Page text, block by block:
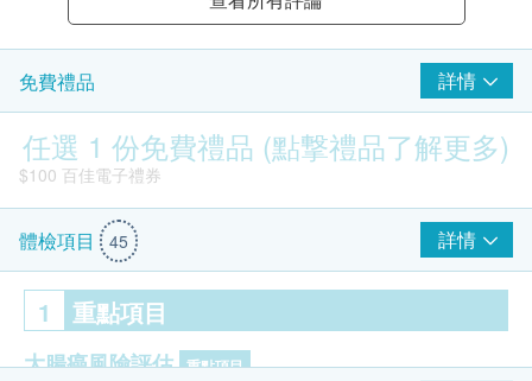
免費禮品 詳情
任選 1 份免費禮品 (點撃禮品了解更多)
$100 百佳電子禮券
體檢項目 45 詳情
1 重點項目
大腸癌風險評估 重點項目